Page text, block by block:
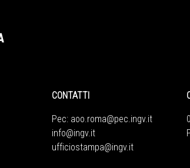
CONTATTI
Pec: aoo.roma@pec.ingv.it
info@ingv.it
ufficiostampa@ingv.it